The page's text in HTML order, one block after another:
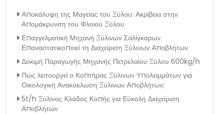
Αποκάλυψη της Μαγείας του Ξύλου: Ακρίβεια στην
Απομάκρυνση του Φλοιού Ξύλου
Επαγγελματική Μηχανή Ξύλινων Σαλίγκαρων
Επαναστατικοποιεί τη Διαχείριση Ξύλινων Αποβλήτων
Δοκιμή Παραγωγής Μηχανής Πετρελαίου Ξύλου 600kg/h
Πώς λειτουργεί ο Κοπτήρας Ξύλινων Υπολειμμάτων για
Οικολογική Ανακύκλωση Ξύλινων Αποβλήτων;
5t/h Ξύλινος Κλάδος Κοπής για Εύκολη Διαχείριση
Αποβλήτων